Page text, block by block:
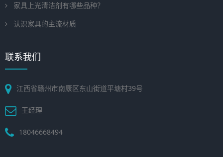
家具上光清洁剂有哪些品种？
认识家具的主流材质
联系我们
江西省赣州市南康区东山街道平塘村39号
王经理
18046668494